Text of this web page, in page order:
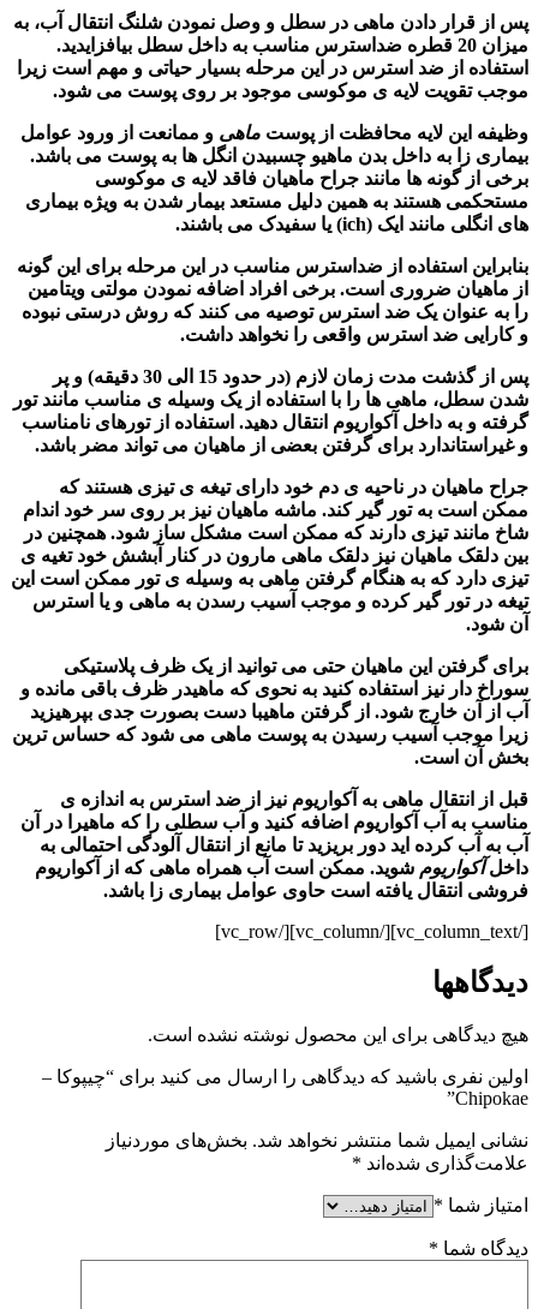
پس از قرار دادن ماهی در سطل و وصل نمودن شلنگ انتقال آب، به
میزان 20 قطره ضداسترس مناسب به داخل سطل بیافزایدید.
استفاده از ضد استرس در این مرحله بسیار حیاتی و مهم است زیرا
موجب تقویت لایه ی موکوسی موجود بر روی پوست می شود.
وظیفه این لایه محافظت از پوست ماهی و ممانعت از ورود عوامل
بیماری زا به داخل بدن ماهیو چسبیدن انگل ها به پوست می باشد.
برخی از گونه ها مانند جراح ماهیان فاقد لایه ی موکوسی
مستحکمی هستند به همین دلیل مستعد بیمار شدن به ویژه بیماری
های انگلی مانند ایک (ich) یا سفیدک می باشند.
بنابراین استفاده از ضداسترس مناسب در این مرحله برای این گونه
از ماهیان ضروری است. برخی افراد اضافه نمودن مولتی ویتامین
را به عنوان یک ضد استرس توصیه می کنند که روش درستی نبوده
و کارایی ضد استرس واقعی را نخواهد داشت.
پس از گذشت مدت زمان لازم (در حدود 15 الی 30 دقیقه) و پر
شدن سطل، ماهی ها را با استفاده از یک وسیله ی مناسب مانند تور
گرفته و به داخل آکواریوم انتقال دهید. استفاده از تورهای نامناسب
و غیراستاندارد برای گرفتن بعضی از ماهیان می تواند مضر باشد.
جراح ماهیان در ناحیه ی دم خود دارای تیغه ی تیزی هستند که
ممکن است به تور گیر کند. ماشه ماهیان نیز بر روی سر خود اندام
شاخ مانند تیزی دارند که ممکن است مشکل ساز شود. همچنین در
بین دلقک ماهیان نیز دلقک ماهی مارون در کنار آبشش خود تغیه ی
تیزی دارد که به هنگام گرفتن ماهی به وسیله ی تور ممکن است این
تیغه در تور گیر کرده و موجب آسیب رسدن به ماهی و یا استرس
آن شود.
برای گرفتن این ماهیان حتی می توانید از یک ظرف پلاستیکی
سوراخ دار نیز استفاده کنید به نحوی که ماهیدر ظرف باقی مانده و
آب از آن خارج شود. از گرفتن ماهیبا دست بصورت جدی بپرهیزید
زیرا موجب آسیب رسیدن به پوست ماهی می شود که حساس ترین
بخش آن است.
قبل از انتقال ماهی به آکواریوم نیز از ضد استرس به اندازه ی
مناسب به آب آکواریوم اضافه کنید و آب سطلی را که ماهیرا در آن
آب به آب کرده اید دور بریزید تا مانع از انتقال آلودگی احتمالی به
داخلآکواریوم شوید. ممکن است آب همراه ماهی که از
آکواریوم
فروشی انتقال یافته است حاوی عوامل بیماری زا باشد.
[/vc_column_text][/vc_column][/vc_row]
دیدگاهها
هیچ دیدگاهی برای این محصول نوشته نشده است.
اولین نفری باشید که دیدگاهی را ارسال می کنید برای “چیپوکا –
Chipokae”
نشانی ایمیل شما منتشر نخواهد شد. بخش‌های موردنیاز
علامت‌گذاری شده‌اند *
امتیاز شما *
دیدگاه شما *